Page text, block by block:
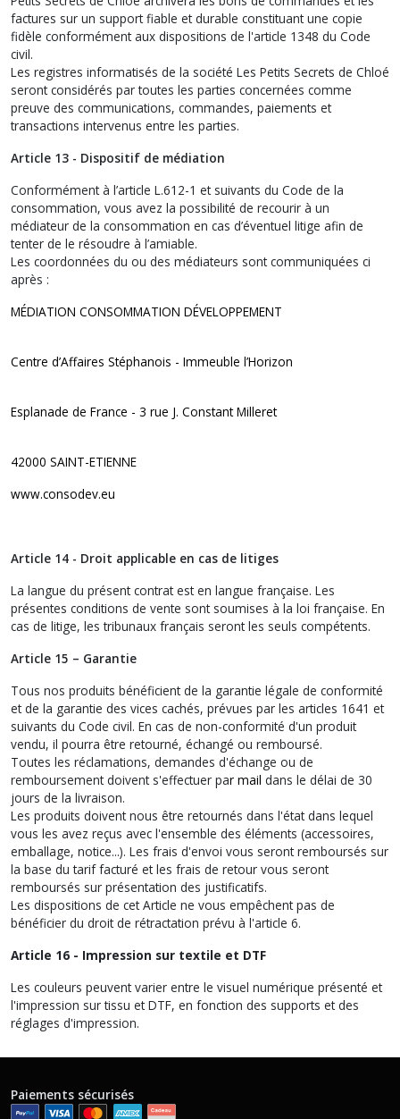
factures sur un support fiable et durable constituant une copie
fidèle conformément aux dispositions de l'article 1348 du Code
civil.
Les registres informatisés de la société Les Petits Secrets de Chloé
seront considérés par toutes les parties concernées comme
preuve des communications, commandes, paiements et
transactions intervenus entre les parties.
Article 13 - Dispositif de médiation
Conformément à l’article L.612-1 et suivants du Code de la
consommation, vous avez la possibilité de recourir à un
médiateur de la consommation en cas d’éventuel litige afin de
tenter de le résoudre à l’amiable.
Les coordonnées du ou des médiateurs sont communiquées ci
après :
MÉDIATION CONSOMMATION DÉVELOPPEMENT
Centre d’Affaires Stéphanois - Immeuble l’Horizon
Esplanade de France - 3 rue J. Constant Milleret
42000 SAINT-ETIENNE
www.consodev.eu
Article 14 - Droit applicable en cas de litiges
La langue du présent contrat est en langue française. Les
présentes conditions de vente sont soumises à la loi française. En
cas de litige, les tribunaux français seront les seuls compétents.
Article 15 – Garantie
Tous nos produits bénéficient de la garantie légale de conformité
et de la garantie des vices cachés, prévues par les articles 1641 et
suivants du Code civil. En cas de non-conformité d'un produit
vendu, il pourra être retourné, échangé ou remboursé.
Toutes les réclamations, demandes d'échange ou de
remboursement doivent s'effectuer par mail dans le délai de 30
jours de la livraison.
Les produits doivent nous être retournés dans l'état dans lequel
vous les avez reçus avec l'ensemble des éléments (accessoires,
emballage, notice...). Les frais d'envoi vous seront remboursés sur
la base du tarif facturé et les frais de retour vous seront
remboursés sur présentation des justificatifs.
Les dispositions de cet Article ne vous empêchent pas de
bénéficier du droit de rétractation prévu à l'article 6.
Article 16 - Impression sur textile et DTF
Les couleurs peuvent varier entre le visuel numérique présenté et
l'impression sur tissu et DTF, en fonction des supports et des
réglages d'impression.
Paiements sécurisés